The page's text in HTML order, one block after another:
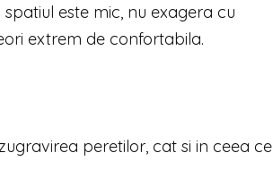
este mic, nu exagera cu
extrem de confortabila.
peretilor, cat si in ceea ce